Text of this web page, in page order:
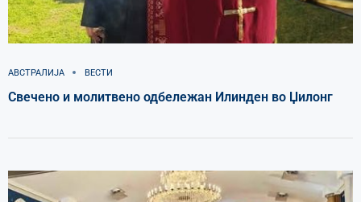
АВСТРАЛИЈА ВЕСТИ
Свечено и молитвено одбележан Илинден во Џилонг